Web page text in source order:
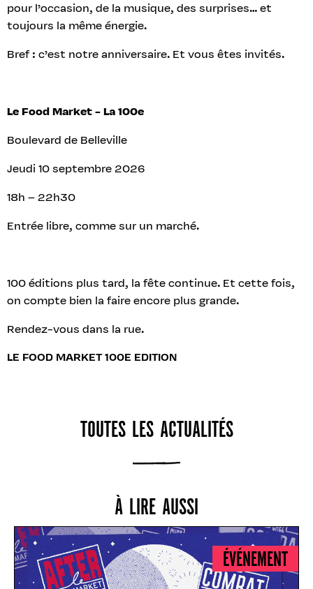
pour l’occasion, de la musique, des surprises… et
toujours la même énergie.
Bref : c’est notre anniversaire. Et vous êtes invités.
Le Food Market - La 100e
Boulevard de Belleville
Jeudi 10 septembre 2026
18h – 22h30
Entrée libre, comme sur un marché.
100 éditions plus tard, la fête continue. Et cette fois,
on compte bien la faire encore plus grande.
Rendez-vous dans la rue.
LE FOOD MARKET 100E EDITION
TOUTES LES ACTUALITÉS
À LIRE AUSSI
ÉVÉNEMENT